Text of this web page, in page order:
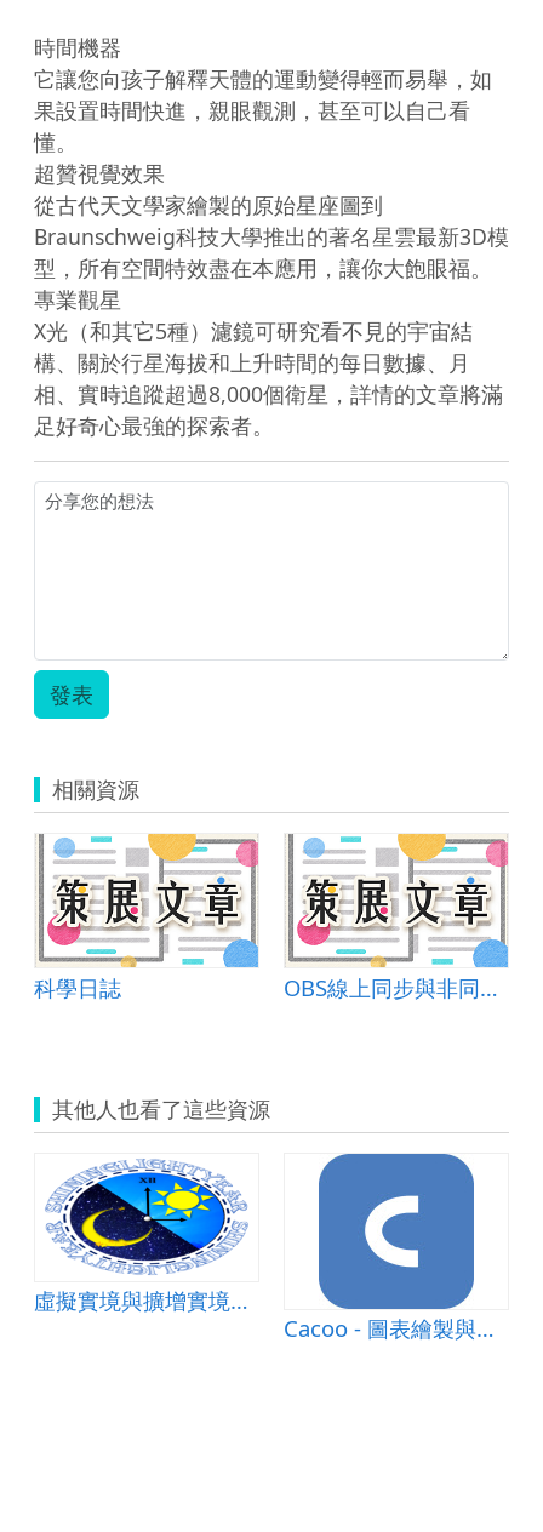
時間機器
它讓您向孩子解釋天體的運動變得輕而易舉，如
果設置時間快進，親眼觀測，甚至可以自己看
懂。
超贊視覺效果
從古代天文學家繪製的原始星座圖到
Braunschweig科技大學推出的著名星雲最新3D模
型，所有空間特效盡在本應用，讓你大飽眼福。
專業觀星
X光（和其它5種）濾鏡可研究看不見的宇宙結
構、關於行星海拔和上升時間的每日數據、月
相、實時追蹤超過8,000個衛星，詳情的文章將滿
足好奇心最強的探索者。
發表
相關資源
科學日誌 OBS線上同步與非同步教學最佳利器
其他人也看了這些資源
虛擬實境與擴增實境於國中小學地球科學教材與情境遊戲之開發與應用
Cacoo - 圖表繪製與線上即時互動